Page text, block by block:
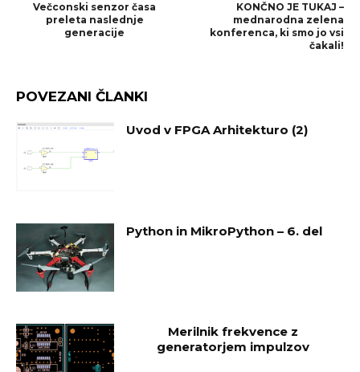
Večconski senzor časa
preleta naslednje
generacije
KONČNO JE TUKAJ –
mednarodna zelena
konferenca, ki smo jo vsi
čakali!
POVEZANI ČLANKI
Uvod v FPGA Arhitekturo (2)
Python in MikroPython – 6. del
Merilnik frekvence z
generatorjem impulzov